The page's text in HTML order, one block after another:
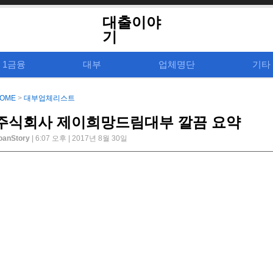
대출이야
기
1금융 대부 업체명단 기타
> 대부업체리스트
식회사 제이희망드림대부 깔끔 요약
| 6:07 오후 | 2017년 8월 30일